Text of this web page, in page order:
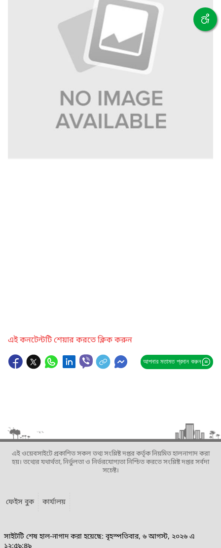
এই কনটেন্টটি শেয়ার করতে ক্লিক করুন
আপনার মতামত প্রদান করুন
এই ওয়েবসাইটে প্রকাশিত সকল তথ্য সংশ্লিষ্ট দপ্তর কর্তৃক নিয়মিত হালনাগাদ করা
হয়। তথ্যের যথার্থতা, নির্ভুলতা ও নির্ভরযোগ্যতা নিশ্চিত করতে সংশ্লিষ্ট দপ্তর সর্বদা
সচেষ্ট।
ফেইস বুক কার্যালয়
সাইটটি শেষ হাল-নাগাদ করা হয়েছে: বৃহস্পতিবার, ৬ আগস্ট, ২০২৬ এ